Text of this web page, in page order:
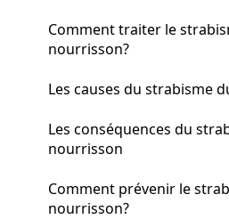
Comment traiter le
nourrisson?
Les causes du strabisme
Les conséquences du
nourrisson
Comment prévenir le
nourrisson?